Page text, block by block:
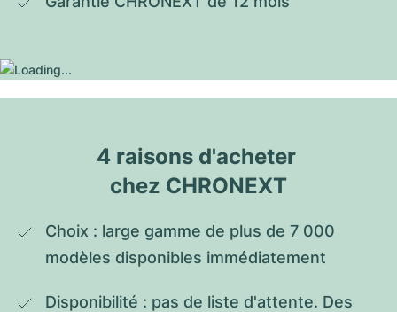
4 raisons d'acheter
chez CHRONEXT
Choix : large gamme de plus de 7 000
modèles disponibles immédiatement
Disponibilité : pas de liste d'attente. Des